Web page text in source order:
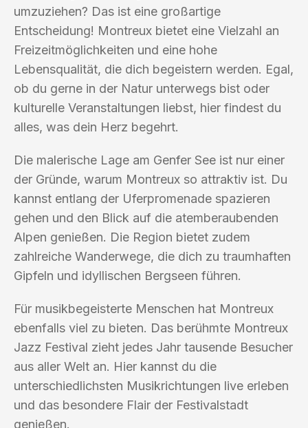
umzuziehen? Das ist eine großartige
Entscheidung! Montreux bietet eine Vielzahl an
Freizeitmöglichkeiten und eine hohe
Lebensqualität, die dich begeistern werden. Egal,
ob du gerne in der Natur unterwegs bist oder
kulturelle Veranstaltungen liebst, hier findest du
alles, was dein Herz begehrt.
Die malerische Lage am Genfer See ist nur einer
der Gründe, warum Montreux so attraktiv ist. Du
kannst entlang der Uferpromenade spazieren
gehen und den Blick auf die atemberaubenden
Alpen genießen. Die Region bietet zudem
zahlreiche Wanderwege, die dich zu traumhaften
Gipfeln und idyllischen Bergseen führen.
Für musikbegeisterte Menschen hat Montreux
ebenfalls viel zu bieten. Das berühmte Montreux
Jazz Festival zieht jedes Jahr tausende Besucher
aus aller Welt an. Hier kannst du die
unterschiedlichsten Musikrichtungen live erleben
und das besondere Flair der Festivalstadt
genießen.